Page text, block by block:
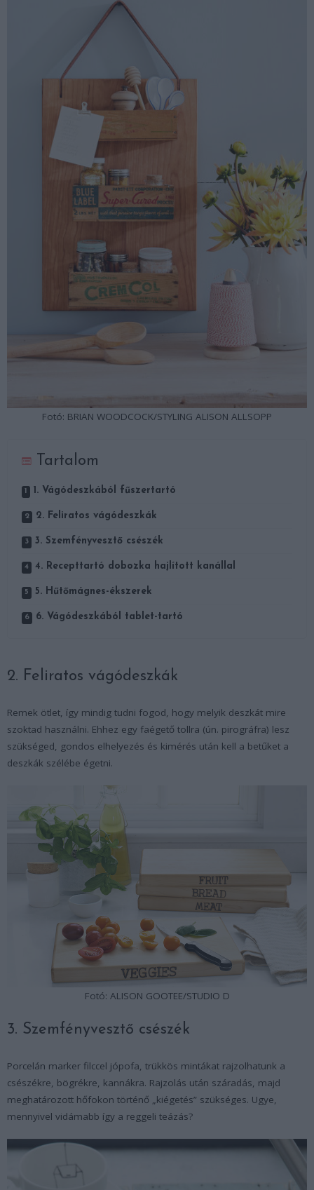
Fotó: BRIAN WOODCOCK/STYLING ALISON ALLSOPP
Tartalom
1. Vágódeszkából fűszertartó
2. Feliratos vágódeszkák
3. Szemfényvesztő csészék
4. Recepttartó dobozka hajlított kanállal
5. Hűtőmágnes-ékszerek
6. Vágódeszkából tablet-tartó
2. Feliratos vágódeszkák
Remek ötlet, így mindig tudni fogod, hogy melyik deszkát mire
szoktad használni. Ehhez egy faégető tollra (ún. pirográfra) lesz
szükséged, gondos elhelyezés és kimérés után kell a betűket a
deszkák szélébe égetni.
Fotó: ALISON GOOTEE/STUDIO D
3. Szemfényvesztő csészék
Porcelán marker filccel jópofa, trükkös mintákat rajzolhatunk a
csészékre, bögrékre, kannákra. Rajzolás után száradás, majd
meghatározott hőfokon történő „kiégetés” szükséges. Ugye,
mennyivel vidámabb így a reggeli teázás?